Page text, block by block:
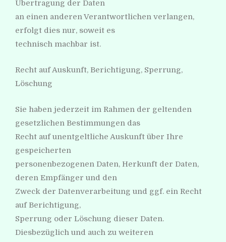
Übertragung der Daten
an einen anderen Verantwortlichen verlangen,
erfolgt dies nur, soweit es
technisch machbar ist.
Recht auf Auskunft, Berichtigung, Sperrung,
Löschung
Sie haben jederzeit im Rahmen der geltenden
gesetzlichen Bestimmungen das
Recht auf unentgeltliche Auskunft über Ihre
gespeicherten
personenbezogenen Daten, Herkunft der Daten,
deren Empfänger und den
Zweck der Datenverarbeitung und ggf. ein Recht
auf Berichtigung,
Sperrung oder Löschung dieser Daten.
Diesbezüglich und auch zu weiteren